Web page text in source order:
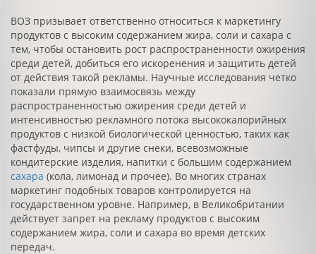
ВОЗ призывает ответственно относиться к маркетингу
продуктов с высоким содержанием жира, соли и сахара с
тем, чтобы остановить рост распространенности ожирения
среди детей, добиться его искоренения и защитить детей
от действия такой рекламы. Научные исследования четко
показали прямую взаимосвязь между
распространенностью ожирения среди детей и
интенсивностью рекламного потока высококалорийных
продуктов с низкой биологической ценностью, таких как
фастфуды, чипсы и другие снеки, всевозможные
кондитерские изделия, напитки с большим содержанием
сахара (кола, лимонад и прочее). Во многих странах
маркетинг подобных товаров контролируется на
государственном уровне. Например, в Великобритании
действует запрет на рекламу продуктов с высоким
содержанием жира, соли и сахара во время детских
передач.